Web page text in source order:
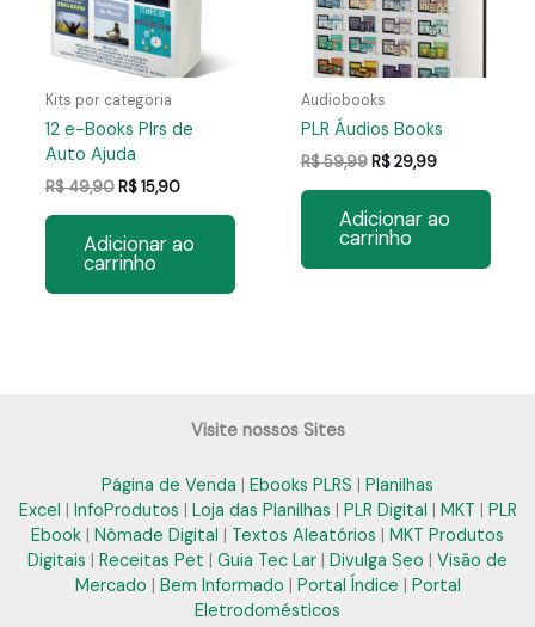
Kits por categoria
12 e-Books Plrs de
Auto Ajuda
R$49,90 O
era:
R$ 49,90.
R$15,90O
é:
Adicionar ao
carrinho
Audiobooks
PLR Áudios Books
R$59,99 O
era:
R$ 59,99.
R$29,99O
é:
Adicionar ao
carrinho
Visite nossos Sites
Página de Venda | Ebooks PLRS | Planilhas
Excel | InfoProdutos | Loja das Planilhas | PLR Digital | MKT | PLR
Ebook | Nômade Digital | Textos Aleatórios | MKT Produtos
Digitais | Receitas Pet | Guia Tec Lar | Divulga Seo | Visão de
Mercado | Bem Informado | Portal Índice | Portal
Eletrodomésticos